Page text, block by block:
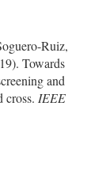
Ruiz,
Towards
and
cross. IEEE